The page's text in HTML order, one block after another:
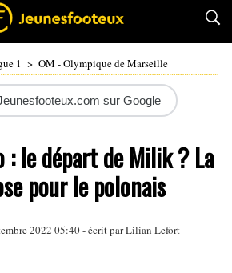
1 > OM - Olympique de Marseille
sur Google
: le départ de Milik ? La
pour le polonais
2022 05:40 - écrit parLilian Lefort